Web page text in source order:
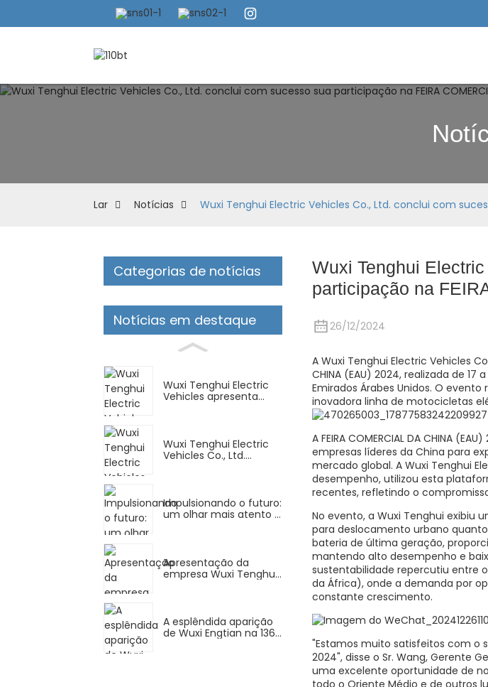
Lar Notícias Wuxi Tenghui Electric Vehicles Co., Ltd. conclui com
Categorias de notícias
Notícias em destaque
Wuxi Tenghui Electric
Vehicles apresenta
de 2025
Wuxi Tenghui Electric
Vehicles Co., Ltd.
CHINA (EAU) 2024
Impulsionando o futuro:
um olhar mais atento à
Apresentação da
empresa Wuxi Tenghui
A esplêndida aparição
de Wuxi Engtian na 136ª
Wuxi Tenghui
participação na
26/12/2024
A Wuxi Tenghui Electric Vehicles
CHINA (EAU) 2024, realizada de
Emirados Árabes Unidos. O
inovadora linha de motocicletas
A FEIRA COMERCIAL DA CHINA
empresas líderes da China para
mercado global. A Wuxi Tenghui
desempenho, utilizou esta
recentes, refletindo o
No evento, a Wuxi Tenghui exibiu
para deslocamento urbano
bateria de última geração,
mantendo alto desempenho e
sustentabilidade repercutiu entre
da África), onde a demanda por
constante crescimento.
"Estamos muito satisfeitos com o
2024", disse o Sr. Wang, Gerente
uma excelente oportunidade de